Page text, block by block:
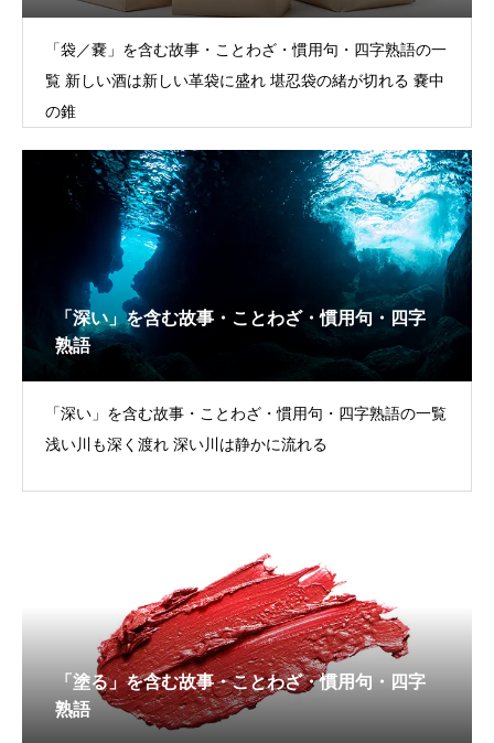
「袋／嚢」を含む故事・ことわざ・慣用句・四字熟語の一
覧 新しい酒は新しい革袋に盛れ 堪忍袋の緒が切れる 嚢中
の錐
「深い」を含む故事・ことわざ・慣用句・四字
熟語
「深い」を含む故事・ことわざ・慣用句・四字熟語の一覧
浅い川も深く渡れ 深い川は静かに流れる
「塗る」を含む故事・ことわざ・慣用句・四字
熟語